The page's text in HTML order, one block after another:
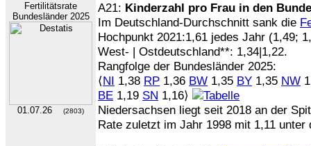
Fertilitätsrate
Bundesländer 2025
01.07.26 (2803)
A21: Kinderzahl pro Frau in den
Im Deutschland-Durchschnitt sank die
Hochpunkt 2021:1,61 jedes Jahr (1,49;
West- | Ostdeutschland**: 1,34|1,22.
Rangfolge der Bundesländer 2025:
⟨NI 1,38 RP 1,36 BW 1,35 BY 1,35 NW
BE 1,19 SN 1,16⟩
Niedersachsen liegt seit 2018 an der
Rate zuletzt im Jahr 1998 mit 1,11 unter